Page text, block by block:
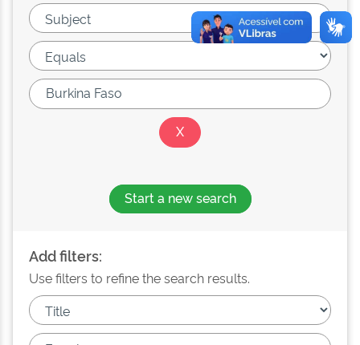
Start a new search
Add filters:
Use filters to refine the search results.